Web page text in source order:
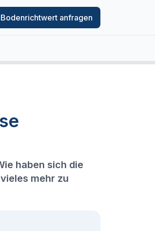
Bodenrichtwert anfragen
haben sich die
mehr zu